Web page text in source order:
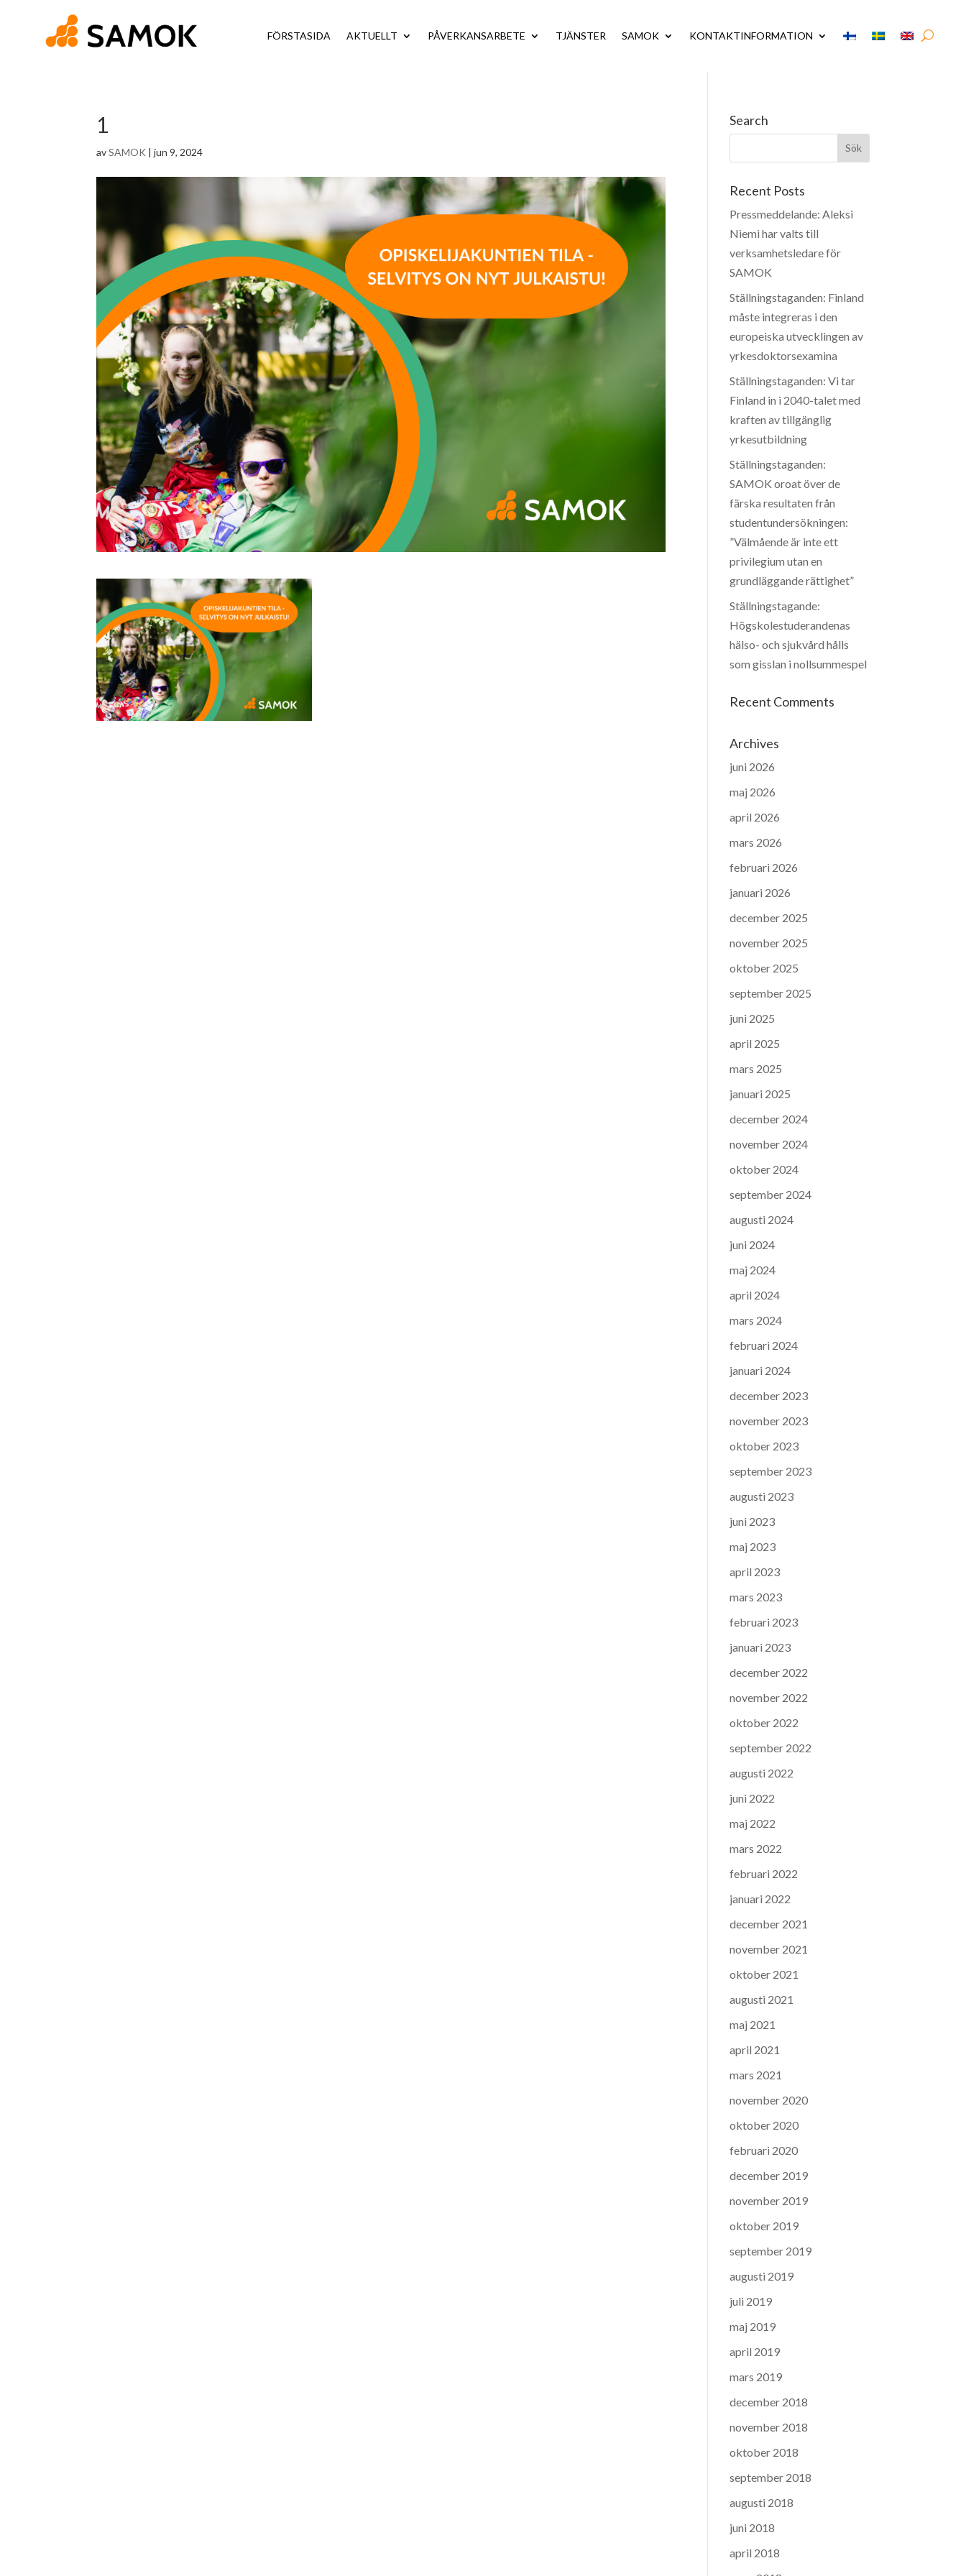
FÖRSTASIDA AKTUELLT PÅVERKANSARBETE TJÄNSTER SAMOK KONTAKTINFORMATION
1
avSAMOK |jun 9, 2024
Search
Recent Posts
Pressmeddelande: Aleksi
Niemi har valts till
verksamhetsledare för
SAMOK
Ställningstaganden: Finland
måste integreras i den
europeiska utvecklingen av
yrkesdoktorsexamina
Ställningstaganden: Vi tar
Finland in i 2040-talet med
kraften av tillgänglig
yrkesutbildning
Ställningstaganden:
SAMOK oroat över de
färska resultaten från
studentundersökningen:
”Välmående är inte ett
privilegium utan en
grundläggande rättighet”
Ställningstagande:
Högskolestuderandenas
hälso- och sjukvård hålls
som gisslan i nollsummespel
Recent Comments
Archives
juni 2026
maj 2026
april 2026
mars 2026
februari 2026
januari 2026
december 2025
november 2025
oktober 2025
september 2025
juni 2025
april 2025
mars 2025
januari 2025
december 2024
november 2024
oktober 2024
september 2024
augusti 2024
juni 2024
maj 2024
april 2024
mars 2024
februari 2024
januari 2024
december 2023
november 2023
oktober 2023
september 2023
augusti 2023
juni 2023
maj 2023
april 2023
mars 2023
februari 2023
januari 2023
december 2022
november 2022
oktober 2022
september 2022
augusti 2022
juni 2022
maj 2022
mars 2022
februari 2022
januari 2022
december 2021
november 2021
oktober 2021
augusti 2021
maj 2021
april 2021
mars 2021
november 2020
oktober 2020
februari 2020
december 2019
november 2019
oktober 2019
september 2019
augusti 2019
juli 2019
maj 2019
april 2019
mars 2019
december 2018
november 2018
oktober 2018
september 2018
augusti 2018
juni 2018
april 2018